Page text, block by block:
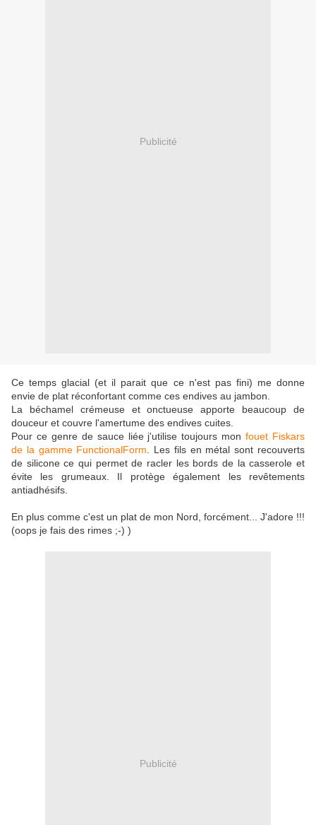
Publicité
Ce temps glacial (et il parait que ce n'est pas fini) me donne
envie de plat réconfortant comme ces endives au jambon.
La béchamel crémeuse et onctueuse apporte beaucoup de
douceur et couvre l'amertume des endives cuites.
Pour ce genre de sauce liée j'utilise toujours monfouet Fiskars
de la gamme FunctionalForm . Les fils en métal sont recouverts
de silicone ce qui permet de racler les bords de la casserole et
évite les grumeaux. Il protège également les revêtements
antiadhésifs.
En plus comme c'est un plat de mon Nord, forcément... J'adore !!!
(oops je fais des rimes ;-) )
Publicité